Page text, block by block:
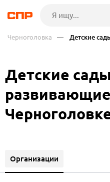
Черноголовка — Детские
Детские
Организации